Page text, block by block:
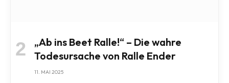
„Ab ins Beet Ralle!“ – Die wahre
Todesursache von Ralle Ender
11. MAI 2025